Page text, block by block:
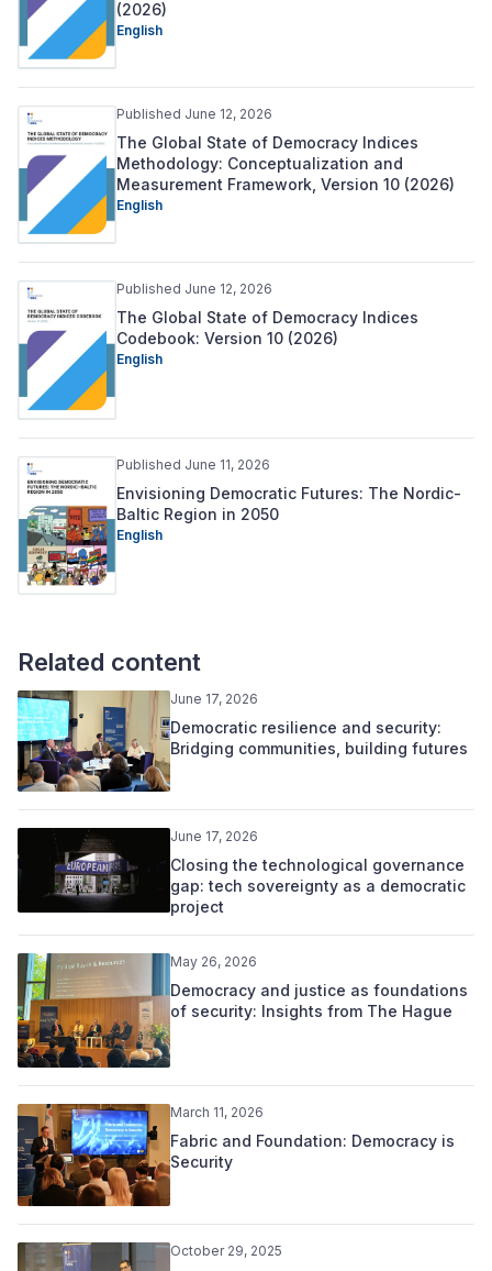
(2026)
English
Published June 12, 2026
The Global State of Democracy Indices
Methodology: Conceptualization and
Measurement Framework, Version 10 (2026)
English
Published June 12, 2026
The Global State of Democracy Indices
Codebook: Version 10 (2026)
English
Published June 11, 2026
Envisioning Democratic Futures: The Nordic-
Baltic Region in 2050
English
Related content
June 17, 2026
Democratic resilience and security:
Bridging communities, building futures
June 17, 2026
Closing the technological governance
gap: tech sovereignty as a democratic
project
May 26, 2026
Democracy and justice as foundations
of security: Insights from The Hague
March 11, 2026
Fabric and Foundation: Democracy is
Security
October 29, 2025